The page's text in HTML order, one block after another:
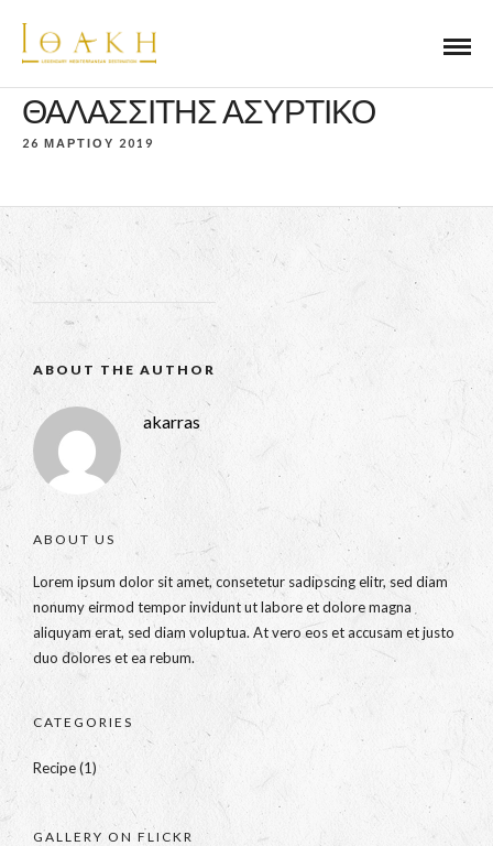
ΘΑΛΑΣΣΙΤΗΣ ΑΣΥΡΤΙΚΟ
26 ΜΑΡΤΙΟΥ 2019
ABOUT THE AUTHOR
akarras
ABOUT US
Lorem ipsum dolor sit amet, consetetur sadipscing elitr, sed diam
nonumy eirmod tempor invidunt ut labore et dolore magna
aliquyam erat, sed diam voluptua. At vero eos et accusam et justo
duo dolores et ea rebum.
CATEGORIES
Recipe(1)
GALLERY ON FLICKR